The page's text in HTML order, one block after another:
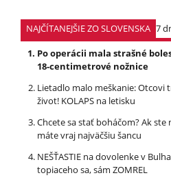
NAJČÍTANEJŠIE ZO SLOVENSKA 7
Po operácii mala strašné
18-centimetrové nožnice
Lietadlo malo meškanie: Otcovi
život! KOLAPS na letisku
Chcete sa stať boháčom? Ak ste
máte vraj najväčšiu šancu
NEŠŤASTIE na dovolenke v
topiaceho sa, sám ZOMREL